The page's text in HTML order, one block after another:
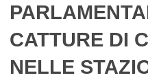
CATTURE DI
NELLE